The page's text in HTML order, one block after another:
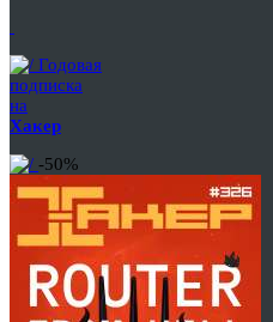
Годовая
подписка
на
Хакер
-50%